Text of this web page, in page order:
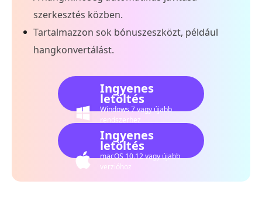
szerkesztés közben.
Tartalmazzon sok bónuszeszközt, például
hangkonvertálást.
Ingyenes
letöltés
Windows 7 vagy újabb
rendszerhez
Ingyenes
letöltés
macOS 10.12 vagy újabb
verzióhoz